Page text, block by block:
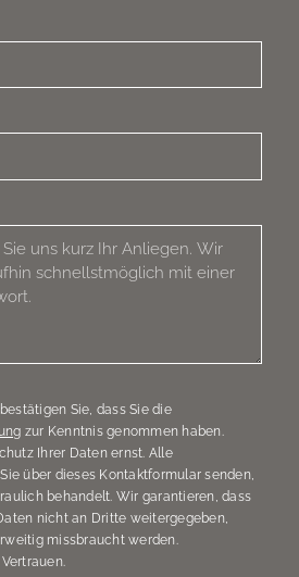
Sie, dass Sie die
zur Kenntnis genommen haben.
Ihrer Daten ernst. Alle
über dieses Kontaktformular senden,
behandelt. Wir garantieren, dass
nicht an Dritte weitergegeben,
missbraucht werden.